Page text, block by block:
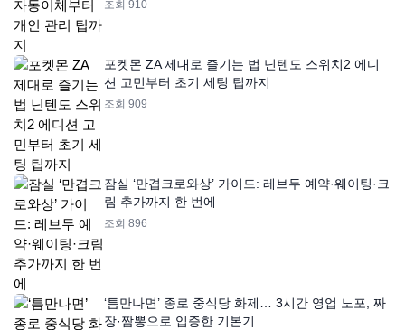
조회 910
포켓몬 ZA 제대로 즐기는 법 닌텐도 스위치2 에디
션 고민부터 초기 세팅 팁까지
조회 909
잠실 ‘만겹크로와상’ 가이드: 레브두 예약·웨이팅·크
림 추가까지 한 번에
조회 896
‘틈만나면’ 종로 중식당 화제… 3시간 영업 노포, 짜
장·짬뽕으로 입증한 기본기